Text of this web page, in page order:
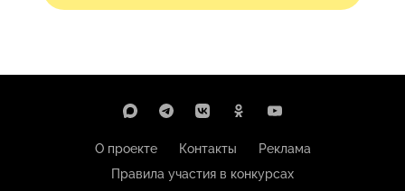
О проекте Контакты
Реклама
Правила участия в конкурсах